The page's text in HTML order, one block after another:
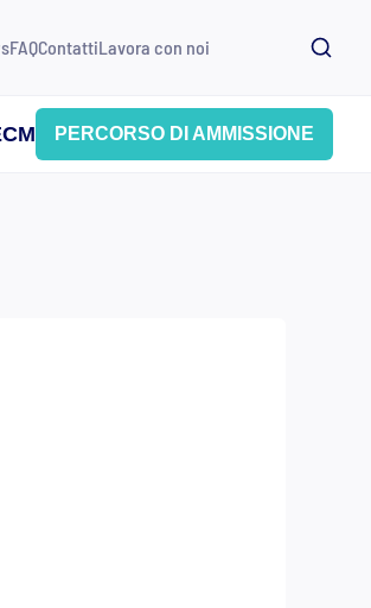
FAQContattiLavora con noi
PERCORSO DI AMMISSIONE